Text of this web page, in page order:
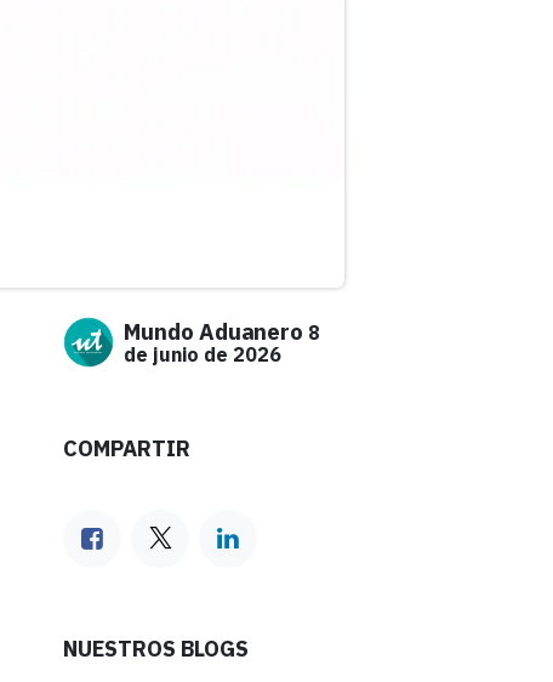
Mundo Aduanero 8
de junio de 2026
COMPARTIR
NUESTROS BLOGS